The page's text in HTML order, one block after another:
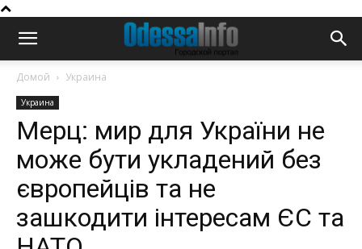
Домой Украина
Украина
Мерц: мир для України не
може бути укладений без
європейців та не
зашкодити інтересам ЄС та